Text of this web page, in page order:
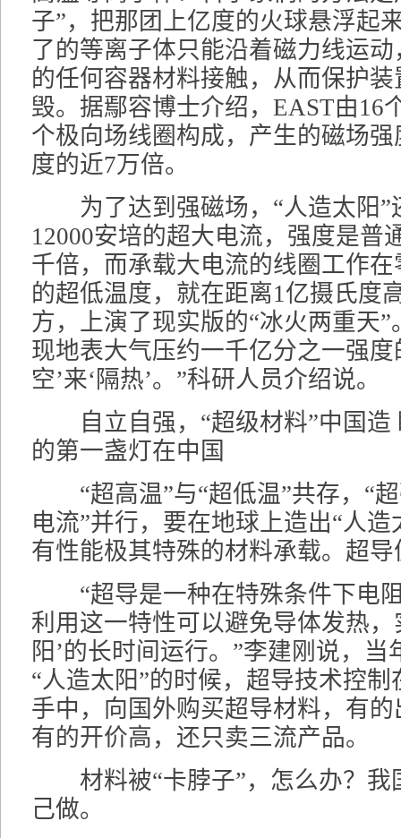
子”，把那团上亿度的火球悬浮起
了的等离子体只能沿着磁力线运
的任何容器材料接触，从而保护
毁。据鄢容博士介绍，EAST由16
个极向场线圈构成，产生的磁场
度的近7万倍。
为了达到强磁场，“人造太阳”
12000安培的超大电流，强度是普
千倍，而承载大电流的线圈工作在
的超低温度，就在距离1亿摄氏度
方，上演了现实版的“冰火两重天”
现地表大气压约一千亿分之一强度
空’来‘隔热’。”科研人员介绍说。
自立自强，“超级材料”中国造
的第一盏灯在中国
“超高温”与“超低温”共存，“超
电流”并行，要在地球上造出“人造
有性能极其特殊的材料承载。超
“超导是一种在特殊条件下电
利用这一特性可以避免导体发热，
阳’的长时间运行。”李建刚说，
“人造太阳”的时候，超导技术控
手中，向国外购买超导材料，有
有的开价高，还只卖三流产品。
材料被“卡脖子”，怎么办？我
己做。